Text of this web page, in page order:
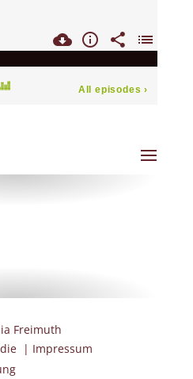
Freimuth
| Impressum